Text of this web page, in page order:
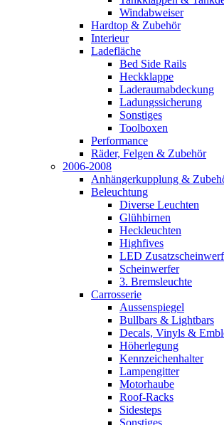
Windabweiser
Hardtop & Zubehör
Interieur
Ladefläche
Bed Side Rails
Heckklappe
Laderaumabdeckung
Ladungssicherung
Sonstiges
Toolboxen
Performance
Räder, Felgen & Zubehör
2006-2008
Anhängerkupplung &
Beleuchtung
Diverse Leuchten
Glühbirnen
Heckleuchten
Highfives
LED
Scheinwerfer
3. Bremsleuchte
Carrosserie
Aussenspiegel
Bullbars & Lightbars
Decals, Vinyls &
Höherlegung
Kennzeichenhalter
Lampengitter
Motorhaube
Roof-Racks
Sidesteps
Sonstiges